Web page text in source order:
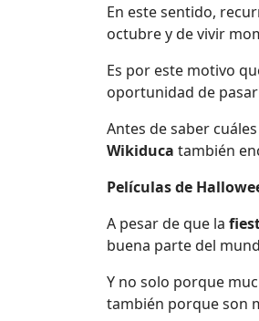
En este sentido,
octubre y de vivir
Es por este motivo
oportunidad de
Antes de saber
Wikiduca también
Películas de
A pesar de que la
buena parte del
Y no solo porque
también porque son